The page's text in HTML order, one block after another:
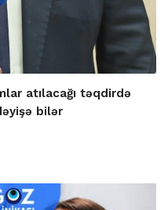
atılacağı təqdirdə
bilər